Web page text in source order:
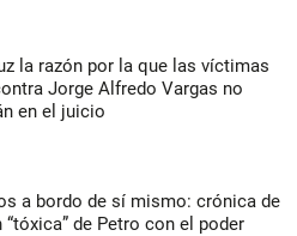
la razón por la que las víctimas
Jorge Alfredo Vargas no
en el juicio
a bordo de sí mismo: crónica de
“tóxica” de Petro con el poder